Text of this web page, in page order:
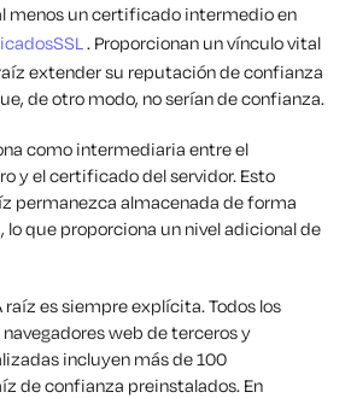
menos un certificado intermedio en
. Proporcionan un vínculo vital
extender su reputación de confianza
de otro modo, no serían de confianza.
como intermediaria entre el
y el certificado del servidor. Esto
permanezca almacenada de forma
lo que proporciona un nivel adicional de
raíz es siempre explícita. Todos los
web de terceros y
incluyen más de 100
de confianza preinstalados. En